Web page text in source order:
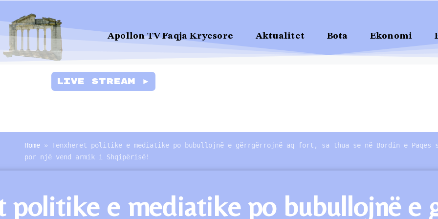
Apollon TV Faqja Kryesore Aktualitet Bota Ekonomi
Live Stream ►
Home » Tenxheret politike e mediatike po bubullojnë e gërrgërrojnë aq fort, sa thua se në Bordin e Paqes
por një vend armik i Shqipërisë!
politike e mediatike po bubullojnë e